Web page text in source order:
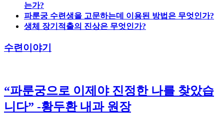
는가?
파룬궁 수련생을 고문하는데 이용된 방법은 무엇인가?
생체 장기적출의 진상은 무엇인가?
수련이야기
“파룬궁으로 이제야 진정한 나를 찾았습
니다” -황두환 내과 원장